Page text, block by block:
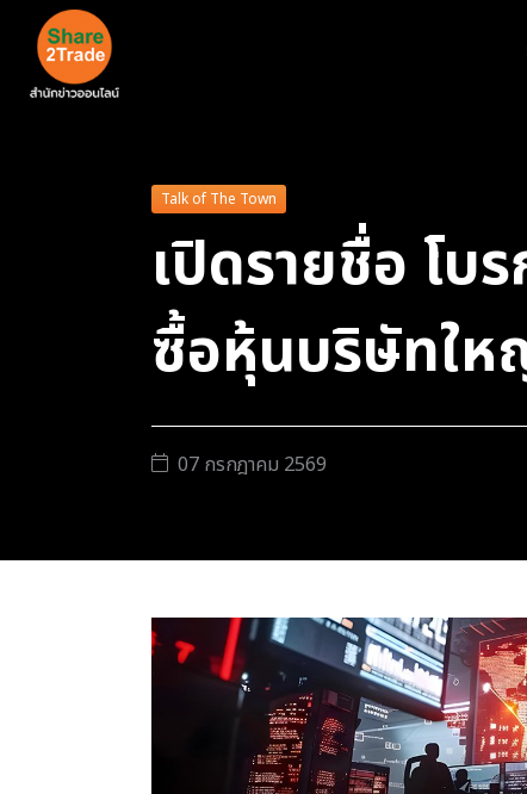
Talk of The Town
เปิดรายชื่อ โบ
ซื้อหุ้นบริษัทใ
07 กรกฎาคม 2569